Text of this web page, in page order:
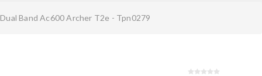
Band Ac600 Archer T2e - Tpn0279